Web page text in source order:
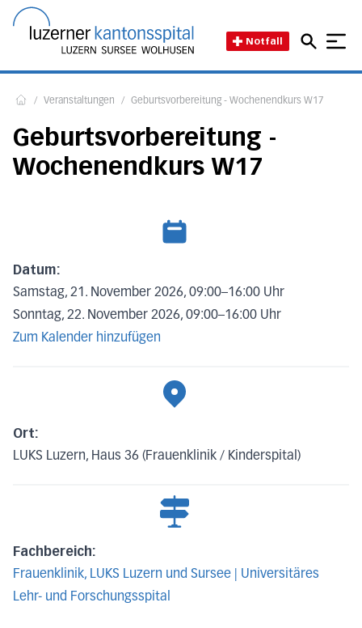
Notfall
/ Veranstaltungen / Geburtsvorbereitung - Wochenendkurs W17
Geburtsvorbereitung -
Wochenendkurs W17
Datum:
Samstag, 21. November 2026, 09:00–16:00 Uhr
Sonntag, 22. November 2026, 09:00–16:00 Uhr
Zum Kalender hinzufügen
Ort:
LUKS Luzern, Haus 36 (Frauenklinik / Kinderspital)
Fachbereich:
Frauenklinik, LUKS Luzern und Sursee | Universitäres
Lehr- und Forschungsspital